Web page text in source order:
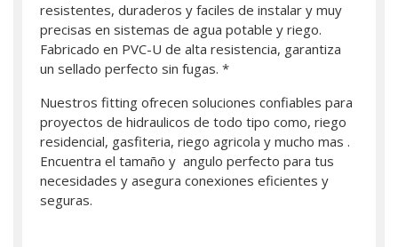
resistentes, duraderos y faciles de instalar y muy
precisas en sistemas de agua potable y riego.
Fabricado en PVC-U de alta resistencia, garantiza
un sellado perfecto sin fugas. *
Nuestros fitting ofrecen soluciones confiables para
proyectos de hidraulicos de todo tipo como, riego
residencial, gasfiteria, riego agricola y mucho mas .
Encuentra el tamaño y angulo perfecto para tus
necesidades y asegura conexiones eficientes y
seguras.